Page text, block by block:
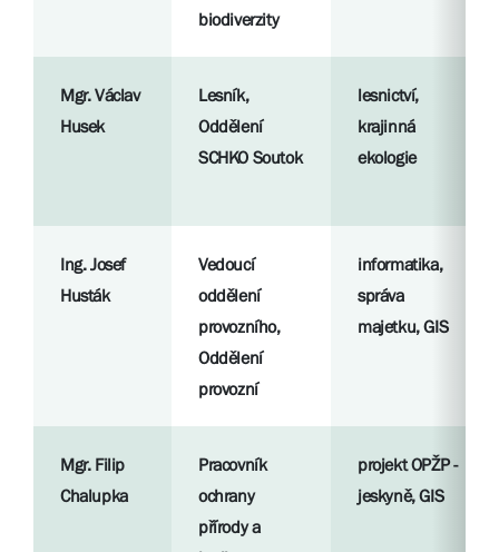
biodiverzity
Mgr. Václav
Husek
Lesník,
Oddělení
SCHKO Soutok
lesnictví,
krajinná
ekologie
Ing. Josef
Husták
Vedoucí
oddělení
provozního,
Oddělení
provozní
informatika,
správa
majetku, GIS
Mgr. Filip
Chalupka
Pracovník
ochrany
přírody a
projekt OPŽP -
jeskyně, GIS